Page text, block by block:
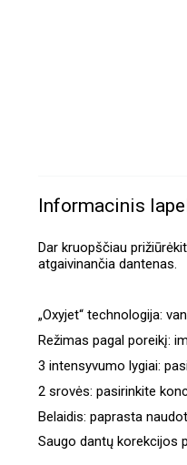
Informacinis
Dar kruopščiau
atgaivinančia dantenas.
„Oxyjet“ technologija:
Režimas pagal poreikį:
3 intensyvumo lygiai:
2 srovės: pasirinkite
Belaidis: paprasta
Saugo dantų korekcijos